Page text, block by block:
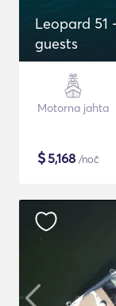
Leopard 51
guests
Motorna jahta
$5,168 /noč